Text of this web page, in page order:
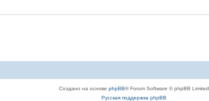
Создано на основе phpBB® Forum Software © phpBB Limited
Русская поддержка phpBB